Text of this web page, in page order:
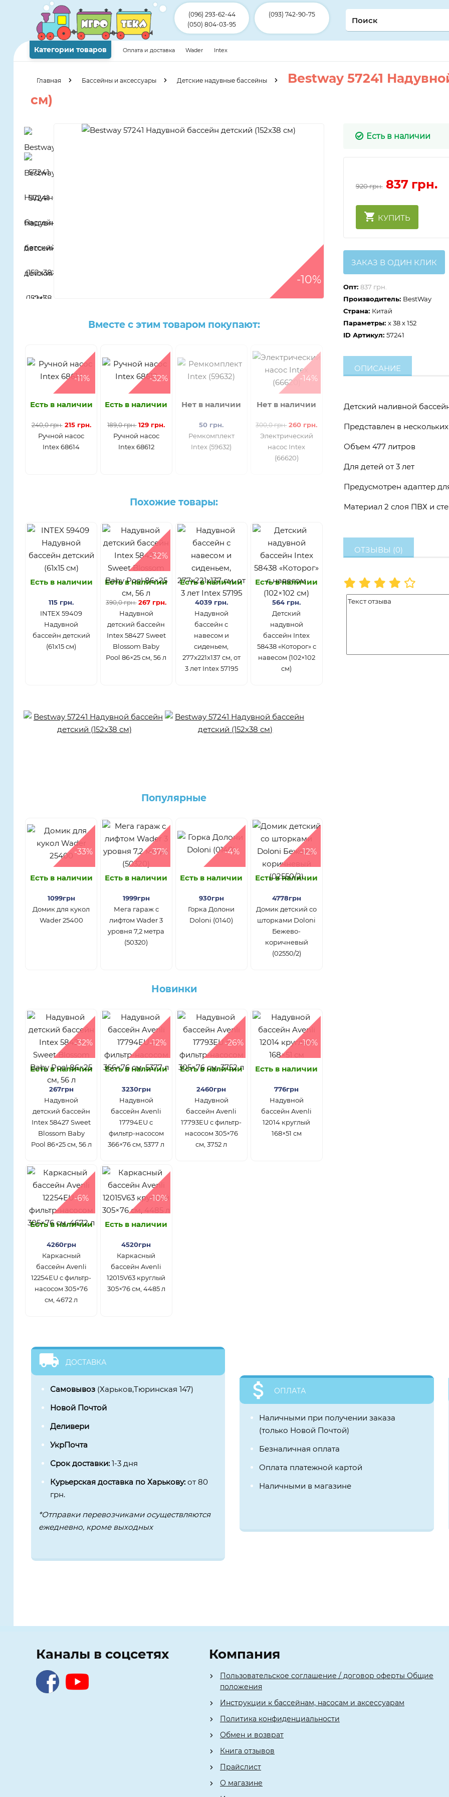
(096) 293-62-44
(050) 804-03-95
(093) 742-90-75
Категории товаров Оплата и доставка Wader Intex
Главная Бассейны и аксессуары Детские надувные бассейны
Bestway 57241
см)
-10%
Вместе с этим товаром покупают:
-11%
Есть в наличии
240,0 грн. 215 грн.
Ручной насос
Intex 68614
-32%
Есть в наличии
189,0 грн. 129 грн.
Ручной насос
Intex 68612
Нет в наличии
50 грн.
Ремкомплект
Intex (59632)
-14%
Нет в наличии
300,0 грн. 260 грн.
Электрический
насос Intex
(66620)
Похожие товары:
Есть в наличии
115 грн.
INTEX 59409
Надувной
бассейн детский
(61х15 см)
-32%
Есть в наличии
390,0 грн. 267 грн.
Надувной
детский бассейн
Intex 58427 Sweet
Blossom Baby
Pool 86×25 см, 56 л
Есть в наличии
4039 грн.
Надувной
бассейн с
навесом и
сиденьем,
277x221x137 см, от
3 лет Intex 57195
Есть в наличии
564 грн.
Детский
надувной
бассейн Intex
58438 «Которог» с
навесом (102×102
см)
Популярные
-33%
Есть в наличии
1099грн
Домик для кукол
Wader 25400
-37%
Есть в наличии
1999грн
Мега гараж с
лифтом Wader 3
уровня 7,2 метра
(50320)
-4%
Есть в наличии
930грн
Горка Долони
Doloni (0140)
-12%
Есть в наличии
4778грн
Домик детский со
шторками Doloni
Бежево-
коричневый
(02550/2)
Новинки
-32%
Есть в наличии
267грн
Надувной
детский бассейн
Intex 58427 Sweet
Blossom Baby
Pool 86×25 см, 56 л
-12%
Есть в наличии
3230грн
Надувной
бассейн Avenli
17794EU с
фильтр-насосом
366×76 см, 5377 л
-26%
Есть в наличии
2460грн
Надувной
бассейн Avenli
17793EU с фильтр-
насосом 305×76
см, 3752 л
-10%
Есть в наличии
776грн
Надувной
бассейн Avenli
12014 круглый
168×51 см
-6%
Есть в наличии
4260грн
Каркасный
бассейн Avenli
12254EU с фильтр-
насосом 305×76
см, 4672 л
-10%
Есть в наличии
4520грн
Каркасный
бассейн Avenli
12015V63 круглый
305×76 см, 4485 л
Есть в наличии
920 грн. 837 грн.
КУПИТЬ
ЗАКАЗ В ОДИН КЛИК
Опт: 837 грн.
Производитель: BestWay
Страна: Китай
Параметры: x 38 x 152
ID Артикул: 57241
ОПИСАНИЕ
Детский наливной
Представлен в
Объем 477 литров
Для детей от 3 лет
Предусмотрен адаптер
Материал 2 слоя ПВХ и
ОТЗЫВЫ (0)
ДОСТАВКА
Самовывоз (Харьков,Тюринская 147)
Новой Почтой
Деливери
УкрПочта
Срок доставки:1-3 дня
Курьерская доставка по Харькову:от 80
грн.
*Отправки перевозчиками осуществляются
ежедневно, кроме выходных
ОПЛАТА
Наличными при получении заказа
(только Новой Почтой)
Безналичная оплата
Оплата платежной картой
Наличными в магазине
Каналы в соцсетях Компания
Пользовательское соглашение / договор оферты Общие
положения
Инструкции к бассейнам, насосам и аксессуарам
Политика конфиденциальности
Обмен и возврат
Книга отзывов
Прайслист
О магазине